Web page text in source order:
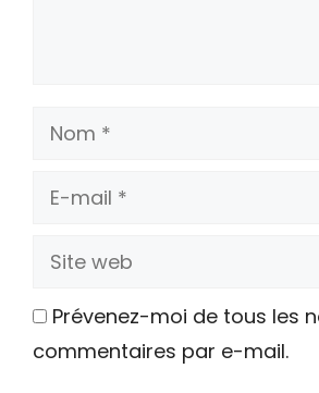
Nom
E-
Site
Prévenez-moi de tous les
commentaires par e-mail.